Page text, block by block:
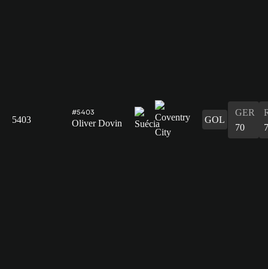
5403
#5403
Oliver Dovin GOL
GER
70